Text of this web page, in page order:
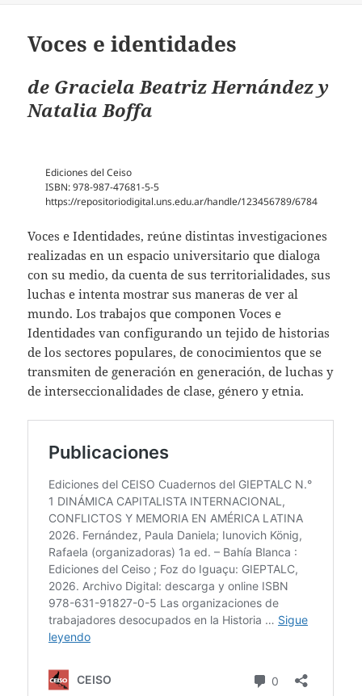
Voces e identidades
de Graciela Beatriz Hernández y
Natalia Boffa
Ediciones del Ceiso
ISBN: 978-987-47681-5-5
https://repositoriodigital.uns.edu.ar/handle/123456789/6784
Voces e Identidades, reúne distintas investigaciones
realizadas en un espacio universitario que dialoga
con su medio, da cuenta de sus territorialidades, sus
luchas e intenta mostrar sus maneras de ver al
mundo. Los trabajos que componen Voces e
Identidades van configurando un tejido de historias
de los sectores populares, de conocimientos que se
transmiten de generación en generación, de luchas y
de interseccionalidades de clase, género y etnia.